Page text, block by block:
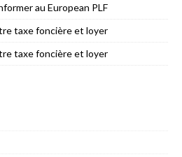
au European PLF
taxe foncière et loyer
taxe foncière et loyer